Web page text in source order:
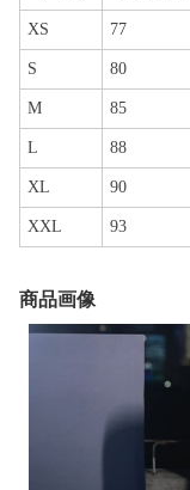
XS 77
S 80
M 85
L 88
XL 90
XXL 93
商品画像